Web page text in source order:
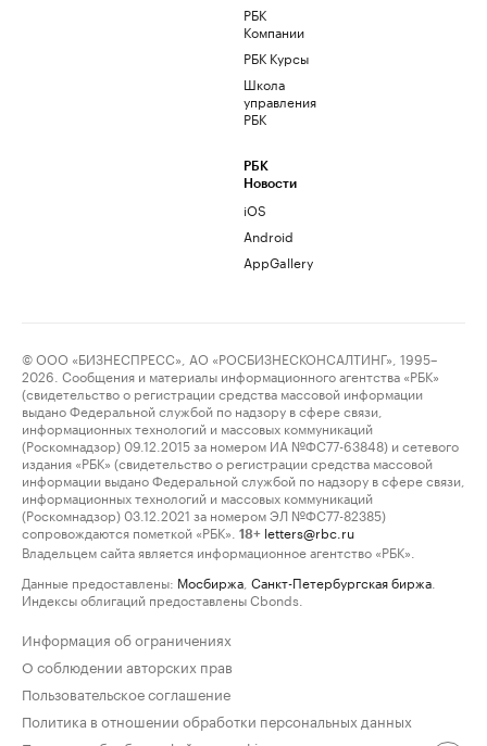
РБК
Компании
РБК Курсы
Школа
управления
РБК
РБК
Новости
iOS
Android
AppGallery
© ООО «БИЗНЕСПРЕСС», АО «РОСБИЗНЕСКОНСАЛТИНГ», 1995–
2026. Сообщения и материалы информационного агентства «РБК»
(свидетельство о регистрации средства массовой информации
выдано Федеральной службой по надзору в сфере связи,
информационных технологий и массовых коммуникаций
(Роскомнадзор) 09.12.2015 за номером ИА №ФС77-63848) и сетевого
издания «РБК» (свидетельство о регистрации средства массовой
информации выдано Федеральной службой по надзору в сфере связи,
информационных технологий и массовых коммуникаций
(Роскомнадзор) 03.12.2021 за номером ЭЛ №ФС77-82385)
сопровождаются пометкой «РБК».
18+ letters@rbc.ru
Владельцем сайта является информационное агентство «РБК».
Данные предоставлены: Мосбиржа Санкт-Петербургская биржа
Индексы облигаций предоставлены Cbonds.
Информация об ограничениях
О соблюдении авторских прав
Пользовательское соглашение
Политика в отношении обработки персональных данных